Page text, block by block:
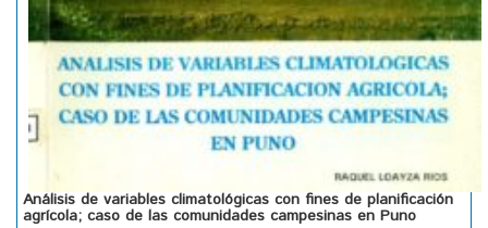
Análisis de variables climatológicas con fines de planificación
agrícola; caso de las comunidades campesinas en Puno